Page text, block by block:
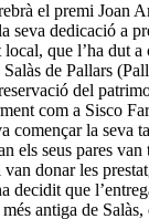
el premi Joan
seva dedicació a
que l’ha dut
de Pallars
del
com a Sisco
començar la seva
els seus pares van
donar les
decidit que
antiga de